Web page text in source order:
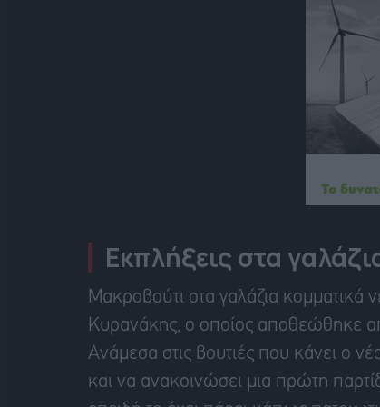
Εκπλήξεις στα
Μακροβούτι στα γαλάζια κομματικά
Κυρανάκης, ο οποίος αποθεώθηκε
Ανάμεσα στις βουτιές που κάνει ο
και να ανακοινώσει μια πρώτη